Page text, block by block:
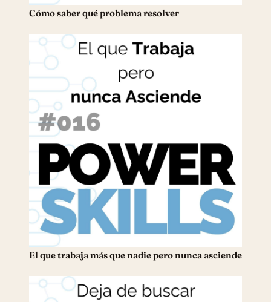
Cómo saber qué problema resolver
El que trabaja más que nadie pero nunca asciende